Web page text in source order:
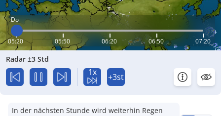
Do
05:20 05:50 06:20 06:50 07:20
Radar ±3 Std
1x +3st
In der nächsten Stunde wird weiterhin Regen